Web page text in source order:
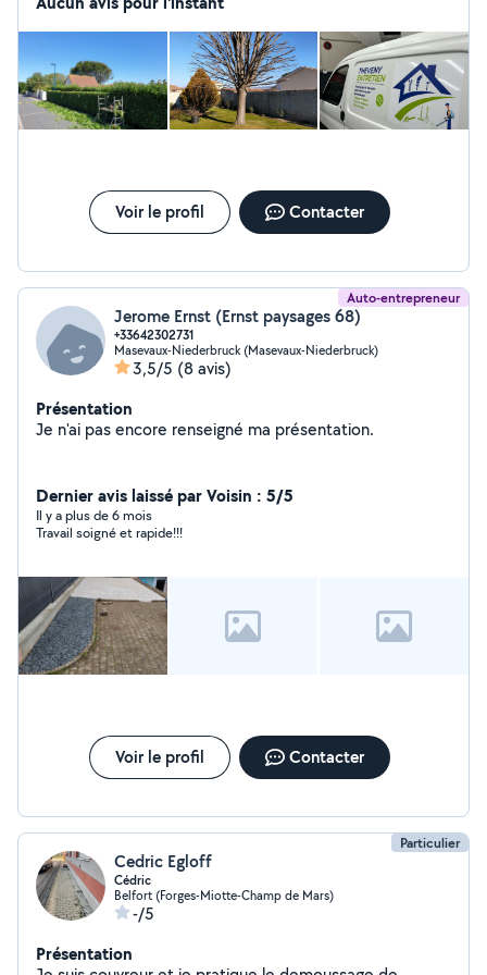
Territoire de Belfort - Haute- Saône - Doubs - Alsace
Nous sommes très sérieux et très qualitatifs dans le
travail que nous fournissons a nos clients.
Voir le profil Contacter
Auto-entrepreneur
Jerome Ernst (Ernst paysages 68)
+33642302731
Masevaux-Niederbruck (Masevaux-Niederbruck)
3,5/5 (8 avis)
Présentation
Je n'ai pas encore renseigné ma présentation.
Dernier avis laissé par Voisin : 5/5
Il y a plus de 6 mois
Travail soigné et rapide!!!
Voir le profil Contacter
Particulier
Cedric Egloff
Cédric
Belfort (Forges-Miotte-Champ de Mars)
-/5
Présentation